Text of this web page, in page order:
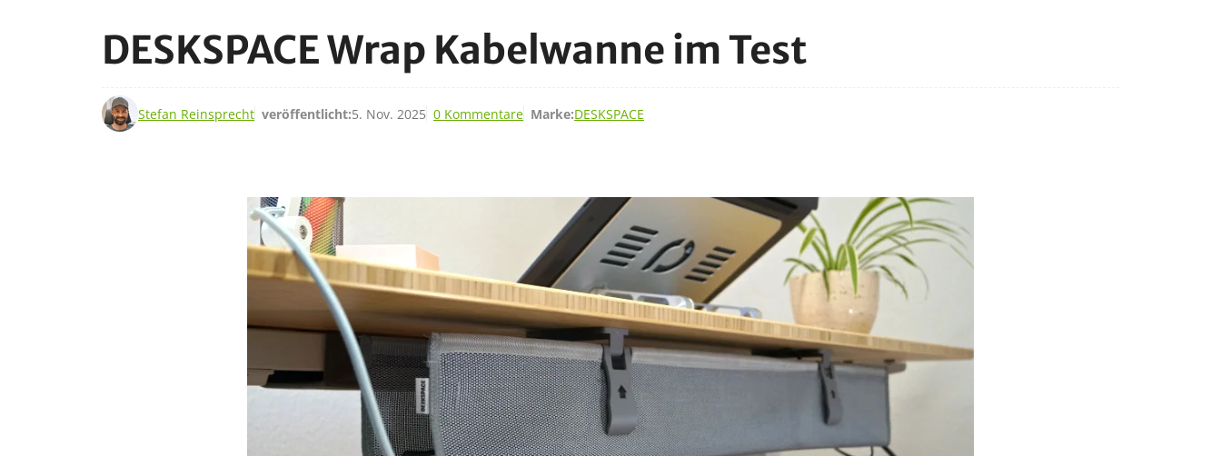
DESKSPACE Wrap Kabelwanne im Test
Stefan Reinsprecht veröffentlicht:5. Nov. 2025
5. Nov. 2025 0 Kommentare Marke:DESKSPACE